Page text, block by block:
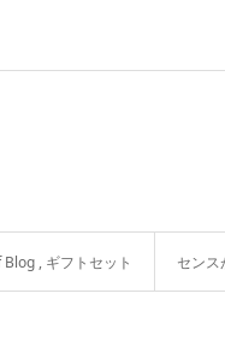
Blog , ギフトセット セン